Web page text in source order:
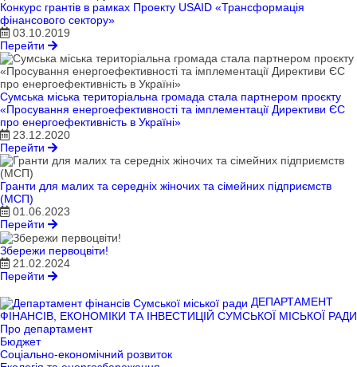
Конкурс грантів в рамках Проекту USAID «Трансформація
фінансового сектору»
03.10.2019
Перейти
Сумська міська територіальна громада стала партнером проєкту
«Просування енергоефективності та імплементації Директиви ЄС
про енергоефективність в Україні»
23.12.2020
Перейти
Гранти для малих та середніх жіночих та сімейних підприємств
(МСП)
01.06.2023
Перейти
Збережи первоцвіти!
21.02.2024
Перейти
ДЕПАРТАМЕНТ
ФІНАНСІВ, ЕКОНОМІКИ ТА ІНВЕСТИЦІЙ СУМСЬКОЇ МІСЬКОЇ РАДИ
Про департамент
Бюджет
Соціально-економічний розвиток